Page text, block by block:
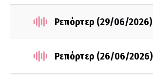
Ρεπόρτερ (29/06/2026)
Ρεπόρτερ (26/06/2026)